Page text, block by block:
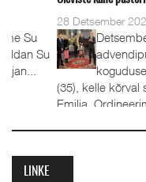
28 Detsember 2023
Detsember 2023
koguduses
(35), kelle kõrval
Emilia. Ordineerimine